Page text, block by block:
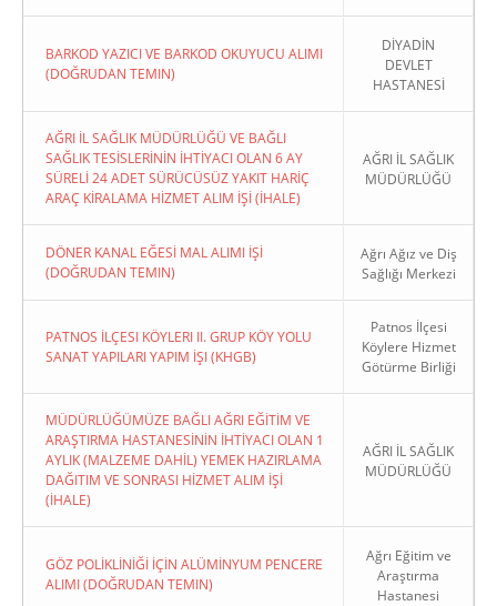
BARKOD YAZICI VE BARKOD OKUYUCU ALIMI
(DOĞRUDAN TEMIN)
DİYADİN
DEVLET
HASTANESİ
AĞRI İL SAĞLIK MÜDÜRLÜĞÜ VE BAĞLI
SAĞLIK TESİSLERİNİN İHTİYACI OLAN 6 AY
SÜRELİ 24 ADET SÜRÜCÜSÜZ YAKIT HARİÇ
ARAÇ KİRALAMA HİZMET ALIM İŞİ (İHALE)
AĞRI İL SAĞLIK
MÜDÜRLÜĞÜ
DÖNER KANAL EĞESİ MAL ALIMI İŞİ
(DOĞRUDAN TEMIN)
Ağrı Ağız ve Diş
Sağlığı Merkezi
PATNOS İLÇESI KÖYLERI II. GRUP KÖY YOLU
SANAT YAPILARI YAPIM İŞI (KHGB)
Patnos İlçesi
Köylere Hizmet
Götürme Birliği
MÜDÜRLÜĞÜMÜZE BAĞLI AĞRI EĞİTİM VE
ARAŞTIRMA HASTANESİNİN İHTİYACI OLAN 1
AYLIK (MALZEME DAHİL) YEMEK HAZIRLAMA
DAĞITIM VE SONRASI HİZMET ALIM İŞİ
(İHALE)
AĞRI İL SAĞLIK
MÜDÜRLÜĞÜ
GÖZ POLİKLİNİĞİ İÇİN ALÜMİNYUM PENCERE
ALIMI (DOĞRUDAN TEMIN)
Ağrı Eğitim ve
Araştırma
Hastanesi